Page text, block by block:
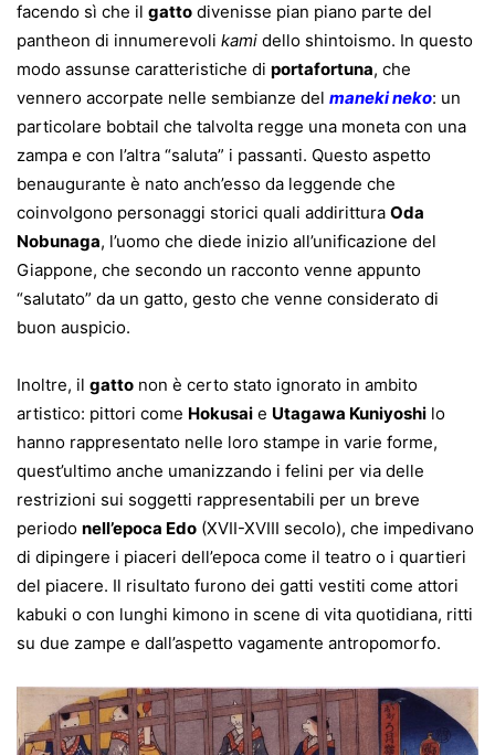
facendo sì che il gatto divenisse pian piano parte del
pantheon di innumerevoli kami dello shintoismo. In questo
modo assunse caratteristiche di portafortuna, che
vennero accorpate nelle sembianze del maneki neko: un
particolare bobtail che talvolta regge una moneta con una
zampa e con l’altra “saluta” i passanti. Questo aspetto
benaugurante è nato anch’esso da leggende che
coinvolgono personaggi storici quali addirittura Oda
Nobunaga, l’uomo che diede inizio all’unificazione del
Giappone, che secondo un racconto venne appunto
“salutato” da un gatto, gesto che venne considerato di
buon auspicio.
Inoltre, il gatto non è certo stato ignorato in ambito
artistico: pittori come Hokusai e Utagawa Kuniyoshi lo
hanno rappresentato nelle loro stampe in varie forme,
quest’ultimo anche umanizzando i felini per via delle
restrizioni sui soggetti rappresentabili per un breve
periodo nell’epoca Edo (XVII-XVIII secolo), che impedivano
di dipingere i piaceri dell’epoca come il teatro o i quartieri
del piacere. Il risultato furono dei gatti vestiti come attori
kabuki o con lunghi kimono in scene di vita quotidiana, ritti
su due zampe e dall’aspetto vagamente antropomorfo.